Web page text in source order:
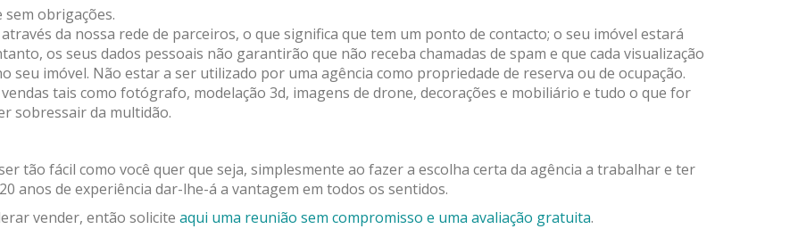
sem obrigações.
da nossa rede de parceiros, o que significa que tem um ponto de contacto; o seu imóvel estará
os seus dados pessoais não garantirão que não receba chamadas de spam e que cada visualização
seu imóvel. Não estar a ser utilizado por uma agência como propriedade de reserva ou de ocupação.
tais como fotógrafo, modelação 3d, imagens de drone, decorações e mobiliário e tudo o que for
sobressair da multidão.
tão fácil como você quer que seja, simplesmente ao fazer a escolha certa da agência a trabalhar e ter
anos de experiência dar-lhe-á a vantagem em todos os sentidos.
vender, então solicite aqui uma reunião sem compromisso e uma avaliação gratuita.